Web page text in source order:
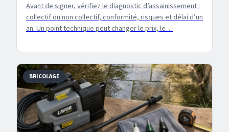
Avant de signer, vérifiez le diagnostic d’assainissement :
collectif ou non collectif, conformité, risques et délai d’un
an. Un point technique peut changer le prix, le…
BRICOLAGE